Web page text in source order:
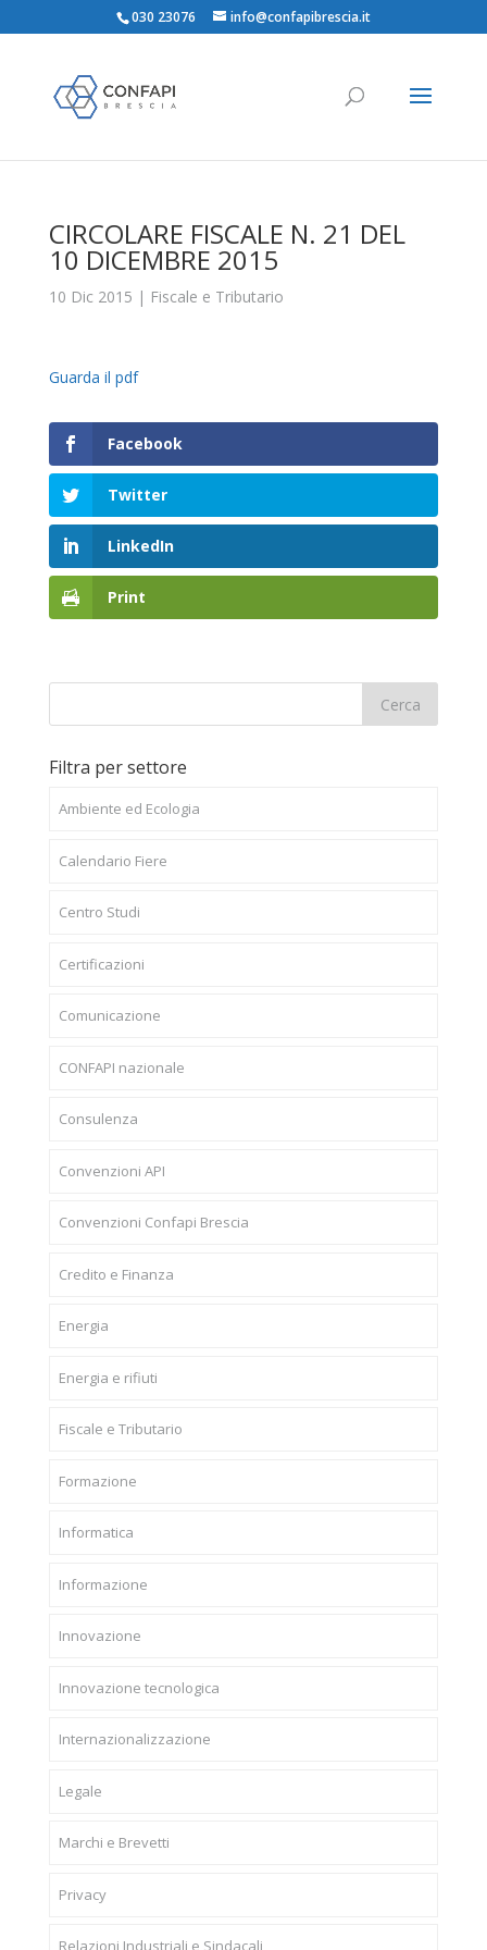
030 23076 info@confapibrescia.it
CIRCOLARE FISCALE N. 21 DEL
10 DICEMBRE 2015
10 Dic 2015 | Fiscale e Tributario
Guarda il pdf
Facebook
Twitter
LinkedIn
Print
Filtra per settore
Ambiente ed Ecologia
Calendario Fiere
Centro Studi
Certificazioni
Comunicazione
CONFAPI nazionale
Consulenza
Convenzioni API
Convenzioni Confapi Brescia
Credito e Finanza
Energia
Energia e rifiuti
Fiscale e Tributario
Formazione
Informatica
Informazione
Innovazione
Innovazione tecnologica
Internazionalizzazione
Legale
Marchi e Brevetti
Privacy